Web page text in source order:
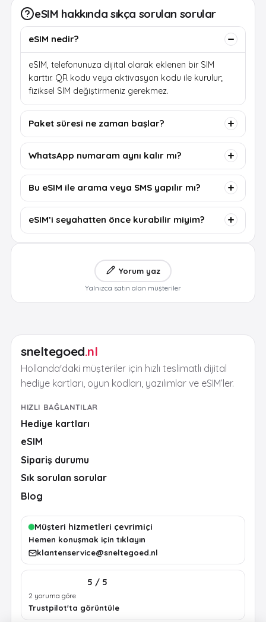
eSIM hakkında sıkça sorulan sorular
eSIM nedir?
eSIM, telefonunuza dijital olarak eklenen bir SIM
karttır. QR kodu veya aktivasyon kodu ile kurulur;
fiziksel SIM değiştirmeniz gerekmez.
Paket süresi ne zaman başlar?
WhatsApp numaram aynı kalır mı?
Bu eSIM ile arama veya SMS yapılır mı?
eSIM’i seyahatten önce kurabilir miyim?
Yorum yaz
Yalnızca satın alan müşteriler
sneltegoed.nl
Hollanda'daki müşteriler için hızlı teslimatlı dijital
hediye kartları, oyun kodları, yazılımlar ve eSIM’ler.
HIZLI BAĞLANTILAR
Hediye kartları
eSIM
Sipariş durumu
Sık sorulan sorular
Blog
Müşteri hizmetleri çevrimiçi
Hemen konuşmak için tıklayın
klantenservice@sneltegoed.nl
5 / 5
2 yoruma göre
Trustpilot'ta görüntüle